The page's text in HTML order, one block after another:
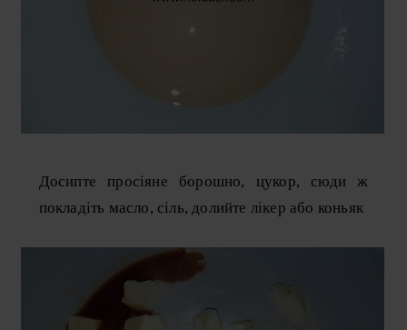
Досипте просіяне борошно, цукор, сюди ж
покладіть масло, сіль, долийте лікер або коньяк